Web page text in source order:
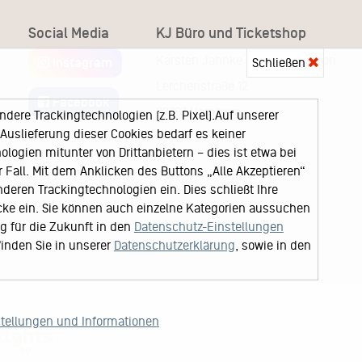
Social Media
Facebook
KJ Büro und Ticketshop
Karsten Jahnke Konzertdirektion
22767 Hamburg
Schließen
Trackingtechnologien (z.B. Pixel).Auf unserer
dieser Cookies bedarf es keiner
mitunter von Drittanbietern – dies ist etwa bei
Mit dem Anklicken des Buttons „Alle Akzeptieren“
Trackingtechnologien ein. Dies schließt Ihre
ein. Sie können auch einzelne Kategorien aussuchen
für die Zukunft in den Datenschutz-Einstellungen
Sie in unserer Datenschutzerklärung , sowie in den
und Informationen